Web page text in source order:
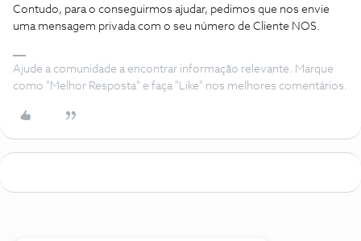
Contudo, para o conseguirmos ajudar, pedimos que nos envie
uma mensagem privada com o seu número de Cliente NOS.
Ajude a comunidade a encontrar informação relevante. Marque
como "Melhor Resposta" e faça "Like" nos melhores comentários.